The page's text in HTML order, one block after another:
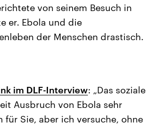
von seinem Besuch in
er. Ebola und die
der Menschen drastisch.
im DLF-Interview: „Das soziale
Ausbruch von Ebola sehr
für Sie, aber ich versuche, ohne